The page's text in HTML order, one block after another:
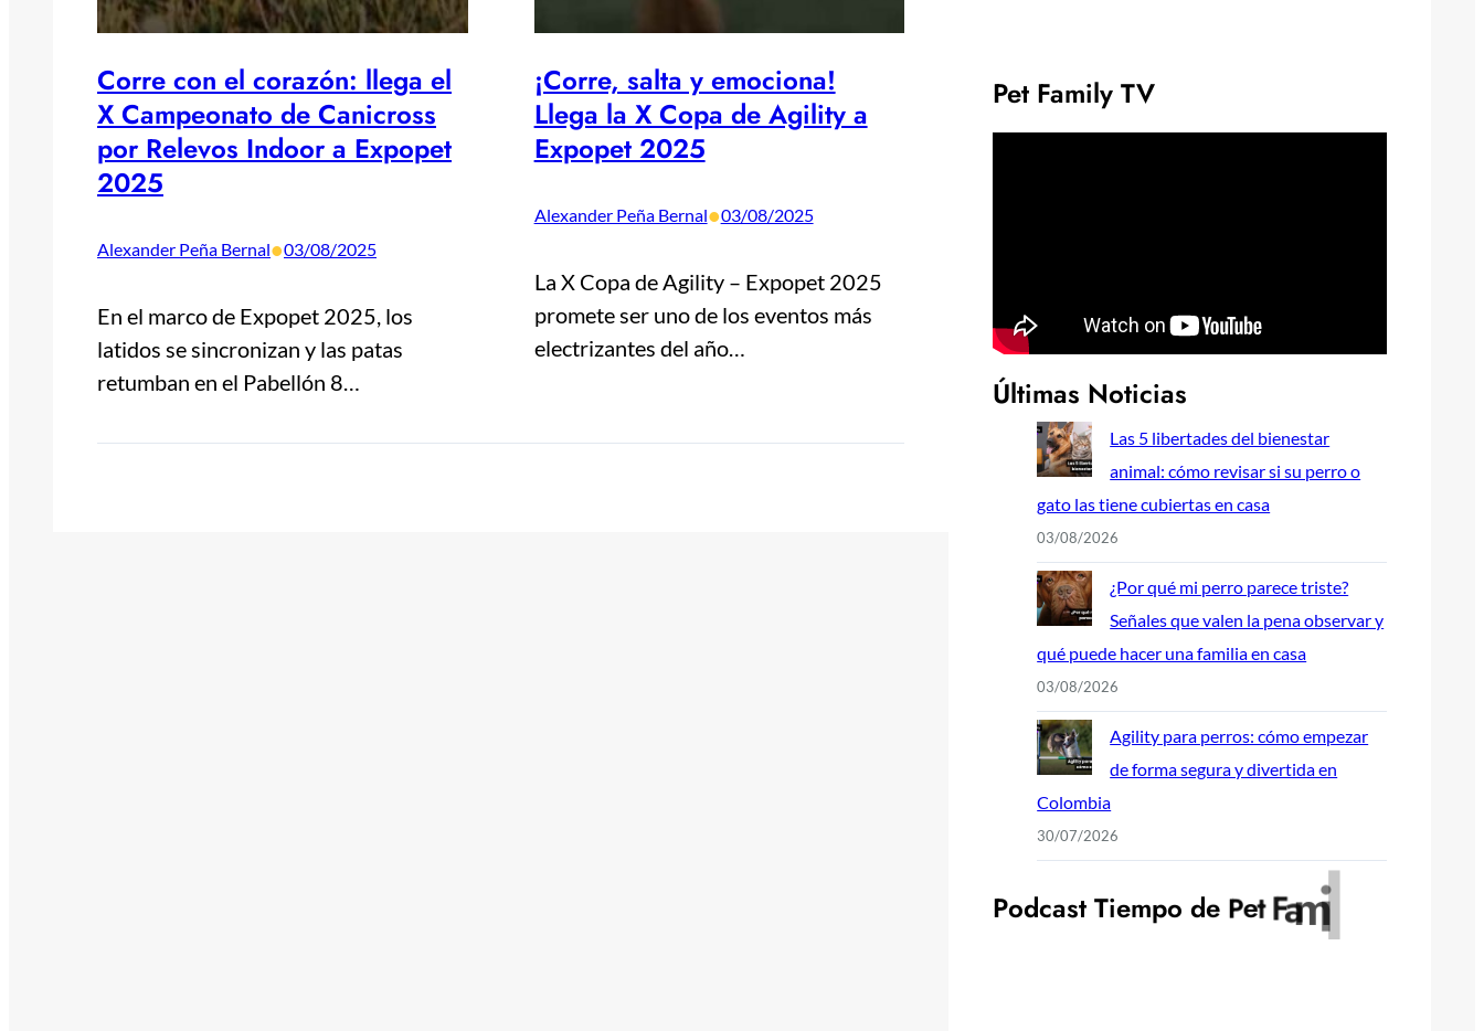
Corre con el corazón: llega el
X Campeonato de Canicross
por Relevos Indoor a Expopet
2025
Alexander Peña Bernal•03/08/2025
En el marco de Expopet 2025, los
latidos se sincronizan y las patas
retumban en el Pabellón 8…
¡Corre, salta y emociona!
Llega la X Copa de Agility a
Expopet 2025
Alexander Peña Bernal•03/08/2025
La X Copa de Agility – Expopet 2025
promete ser uno de los eventos más
electrizantes del año…
Pet Family TV
Últimas Noticias
Las 5 libertades del bienestar
animal: cómo revisar si su perro o
gato las tiene cubiertas en casa
03/08/2026
¿Por qué mi perro parece triste?
Señales que valen la pena observar y
qué puede hacer una familia en casa
03/08/2026
Agility para perros: cómo empezar
de forma segura y divertida en
Colombia
30/07/2026
Podcast Tiempo de Pet Fami